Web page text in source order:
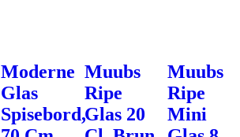
Moderne
Glas
Spisebord,
Muubs
Ripe
Glas 20
Muubs
Ripe
Mini